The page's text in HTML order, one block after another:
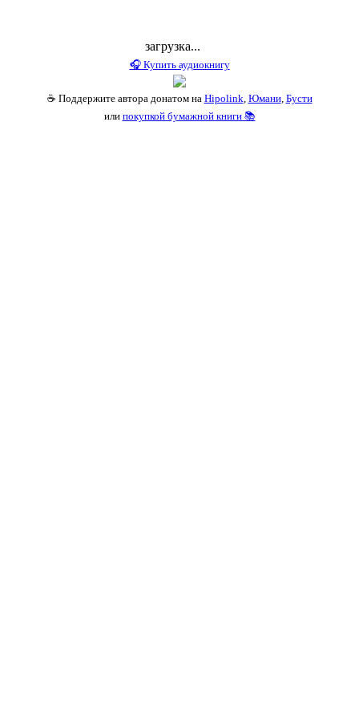
загрузка...
🎧 Купить аудиокнигу
☕ Поддержите автора донатом на Hipolink, Юмани, Бусти
или покупкой бумажной книги 📚